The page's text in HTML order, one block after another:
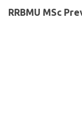
RRBMU MSc